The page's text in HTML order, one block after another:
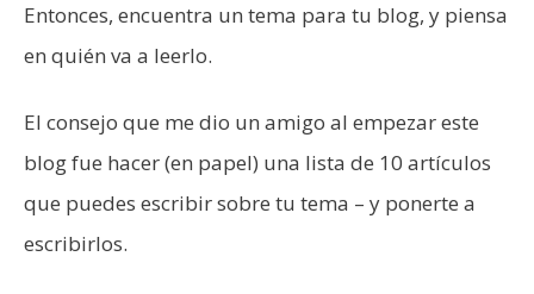
Entonces, encuentra un tema para tu blog, y piensa
en quién va a leerlo.
El consejo que me dio un amigo al empezar este
blog fue hacer (en papel) una lista de 10 artículos
que puedes escribir sobre tu tema – y ponerte a
escribirlos.